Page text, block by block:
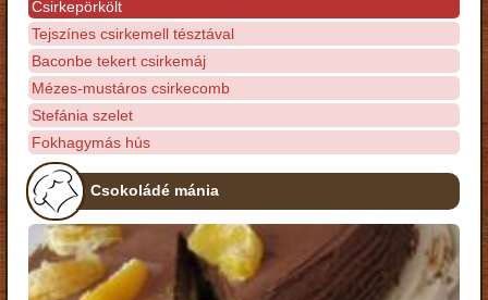
Csirkepörkölt
Tejszínes csirkemell tésztával
Baconbe tekert csirkemáj
Mézes-mustáros csirkecomb
Stefánia szelet
Fokhagymás hús
Csokoládé mánia